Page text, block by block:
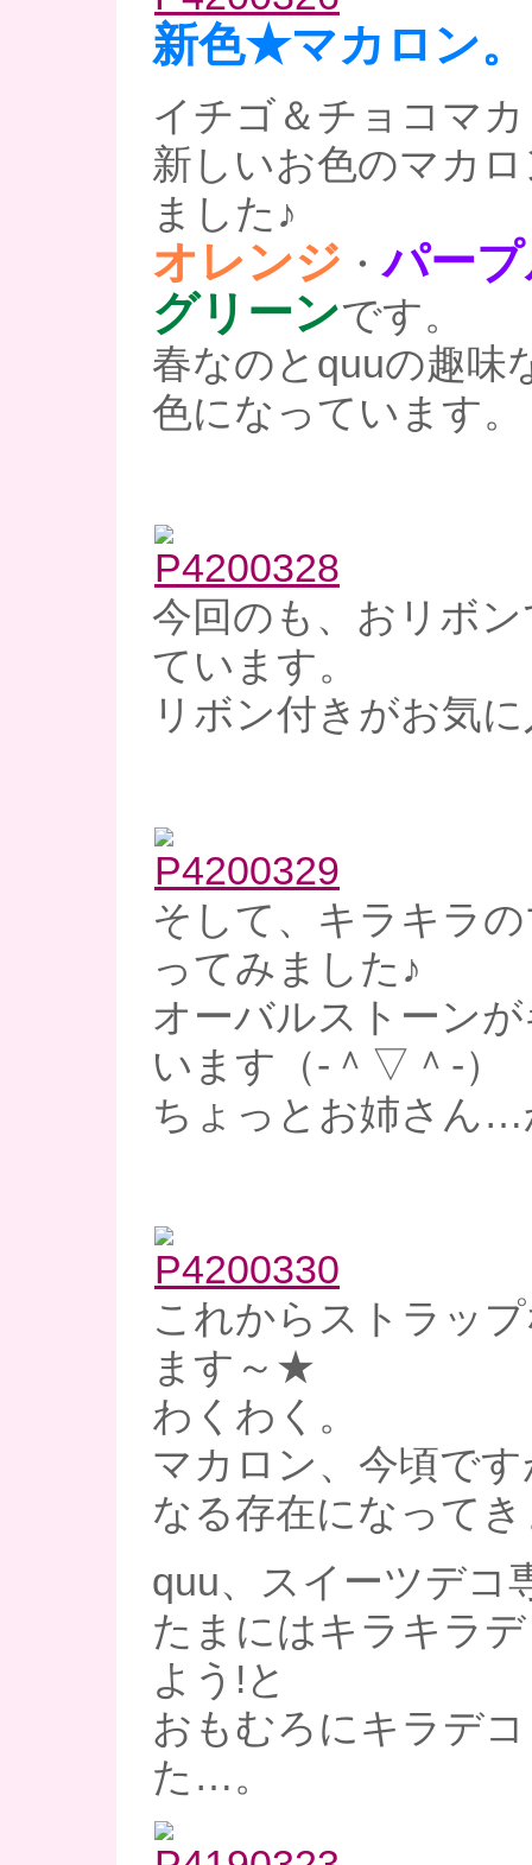
新色★マカロン。
イチゴ＆チョコマ
新しいお色のマカ
ました♪
オレンジ ・パー
グリーンです。
春なのとquuの趣味
色になっています。
今回のも、おリボ
ています。
リボン付きがお気
そして、キラキラ
ってみました♪
オーバルストーン
います（‐＾▽＾‐）
ちょっとお姉さん…
これからストラッ
ます～★
わくわく。
マカロン、今頃で
なる存在になって
quu、スイーツデコ
たまにはキラキラ
よう!と
おもむろにキラデ
た…。